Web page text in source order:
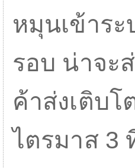
หมุนเข้าร
รอบ น่าจะ
ค้าส่งเติบ
ไตรมาส 3